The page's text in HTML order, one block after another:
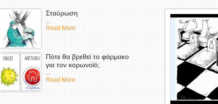
Σταύρωση
...
Read More
Πότε θα βρεθεί το φάρμακο
για τον κορωνοϊό;
...
Read More